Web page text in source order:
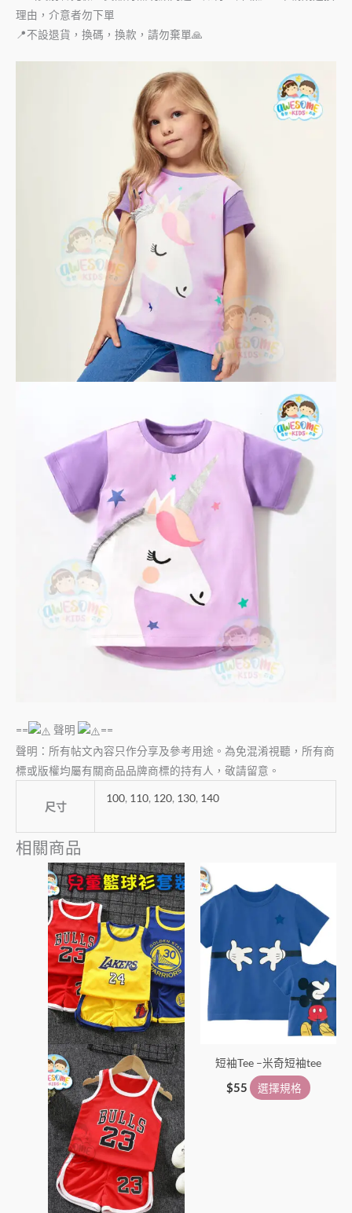
理由，介意者勿下單
📍不設退貨，換碼，換款，請勿棄單🙏
== 聲明
==
聲明：所有帖文內容只作分享及參考用途。為免混淆視聽，所有商
標或版權均屬有關商品品牌商標的持有人，敬請留意。
尺寸
100, 110, 120, 130, 140
相關商品
此
產
品
有
多
種
款
式。
可
在
產
品
頁
面
選
擇
選
項
短袖Tee –米奇短袖tee
$55 選擇規格
品
有
多
種
款
式。
可
產
品